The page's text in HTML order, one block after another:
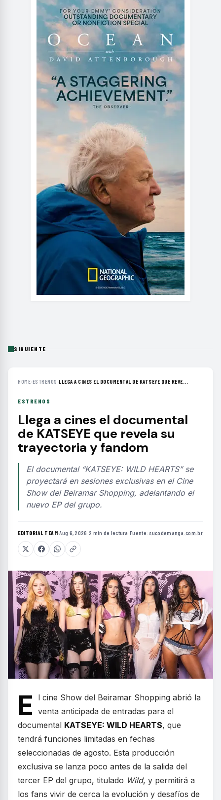
SIGUIENTE
HOME›ESTRENOS ›LLEGA A CINES EL DOCUMENTAL DE KATSEYE QUE REVE...
ESTRENOS
Llega a cines el documental
de KATSEYE que revela su
trayectoria y fandom
El documental “KATSEYE: WILD HEARTS” se
proyectará en sesiones exclusivas en el Cine
Show del Beiramar Shopping, adelantando el
nuevo EP del grupo.
EDITORIAL TEAM·Aug 6, 2026 ·2 min de lectura ·Fuente: sucodemanga.com.br
E
l cine Show del Beiramar Shopping abrió la
venta anticipada de entradas para el
documental KATSEYE: WILD HEARTS, que
tendrá funciones limitadas en fechas
seleccionadas de agosto. Esta producción
exclusiva se lanza poco antes de la salida del
tercer EP del grupo, titulado Wild, y permitirá a
los fans vivir de cerca la evolución y desafíos de